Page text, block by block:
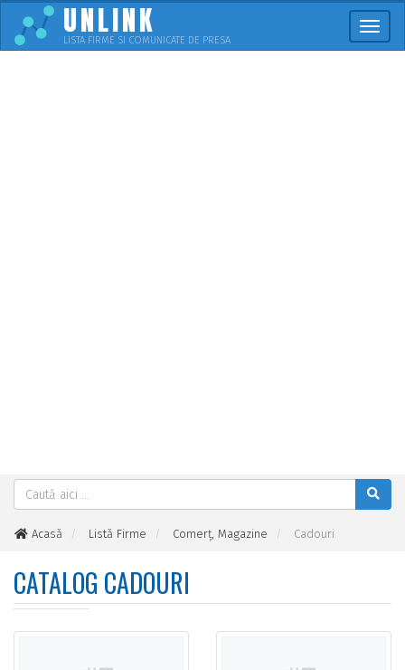
UNLINK
LISTA FIRME SI COMUNICATE DE PRESA
Acasă Listă Firme Comerţ, Magazine Cadouri
CATALOG CADOURI